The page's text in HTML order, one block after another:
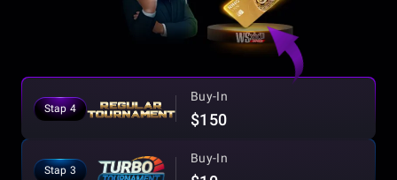
Stap 3
Buy-In
Stap 4
Buy-In
$150